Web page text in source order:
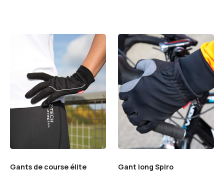
Gants de course élite Gant long Spiro